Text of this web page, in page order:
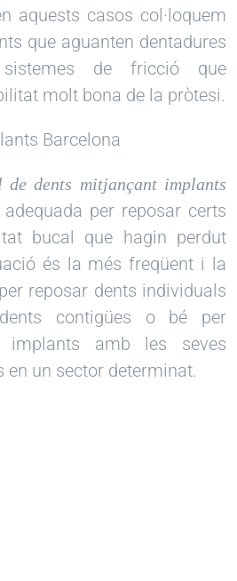
aquests casos col·loquem
que aguanten dentadures
de fricció que
molt bona de la pròtesi.
de dents mitjançant implants
per reposar certs
bucal que hagin perdut
és la més freqüent i la
reposar dents individuals
contigües o bé per
implants amb les seves
en un sector determinat.